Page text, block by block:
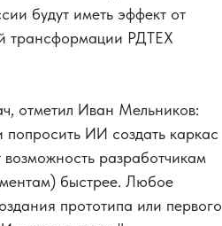
будут иметь эффект от
трансформации РДТЕХ
отметил Иван Мельников:
попросить ИИ создать каркас
разработчикам
быстрее. Любое
прототипа или первого